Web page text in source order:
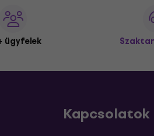
ügyfelek
Kapcsolatok